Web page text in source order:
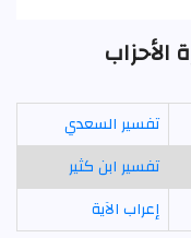
تفسير السعدي
تفسير ابن كثير
إعراب الآية